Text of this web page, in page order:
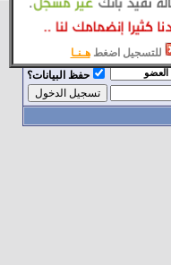
للتسجيل اضغط هـنـا
حفظ البيانات؟